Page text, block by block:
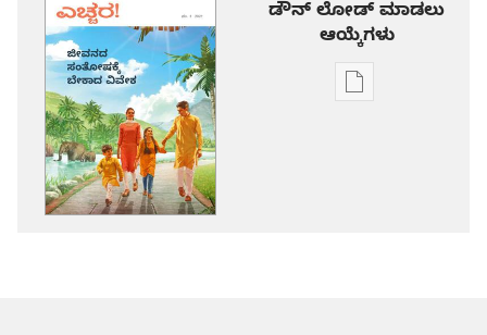
ಡೌನ್ ಲೋಡ್ ಮಾಡಲು
ಆಯ್ಕೆಗಳು
ಪ್ರಕಾಶನ